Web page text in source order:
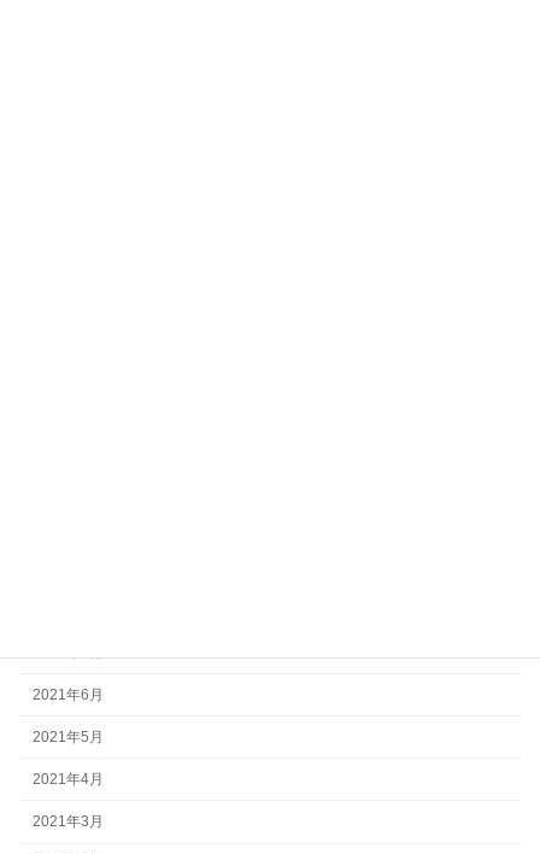
2021年6月
2021年5月
2021年4月
2021年3月